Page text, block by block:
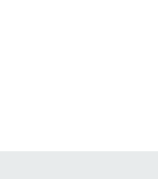
再注文してくだ